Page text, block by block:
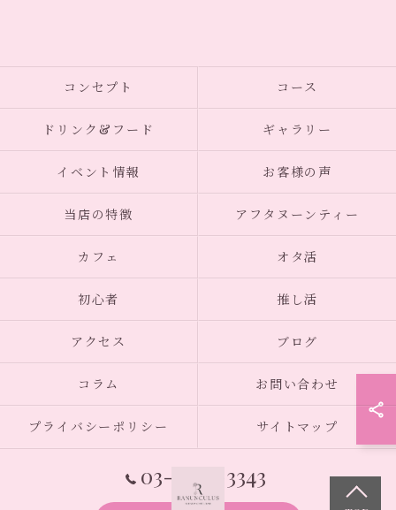
03-6914-3343
コンセプト コース
ドリンク&フード ギャラリー
イベント情報 お客様の声
当店の特徴 アフタヌーンティー
カフェ オタ活
初心者 推し活
アクセス ブログ
コラム お問い合わせ
プライバシーポリシー サイトマップ